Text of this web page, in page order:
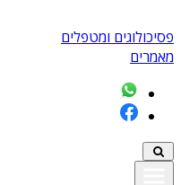
פסיכולוגים ומטפלים
מאמרים